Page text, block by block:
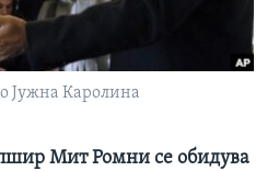
Јужна Каролина
Мит Ромни се обидува